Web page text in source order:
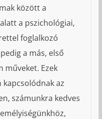
között a
a pszichológiai,
foglalkozó
a más, első
műveket. Ezek
az
számunkra kedves